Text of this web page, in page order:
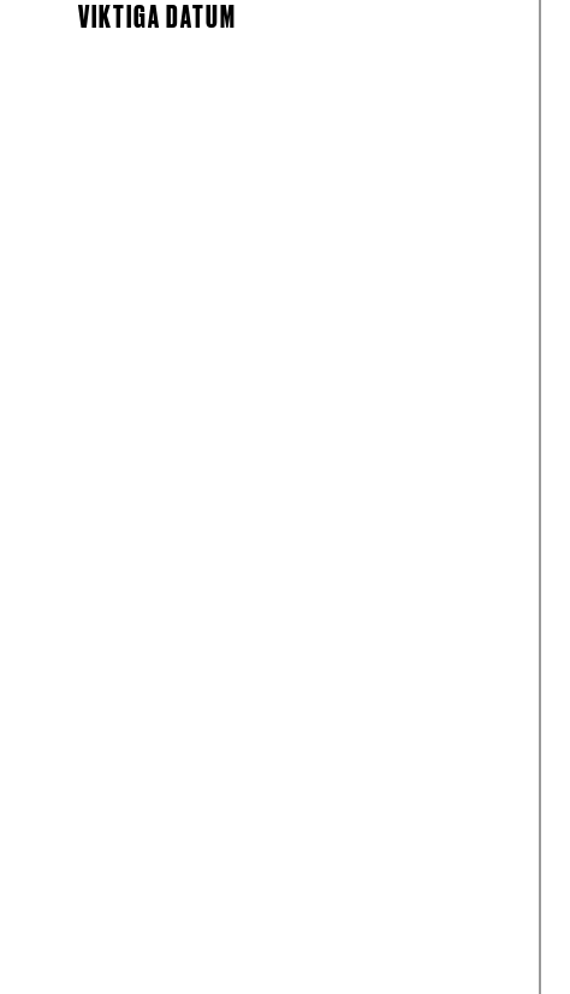
VIKTIGA DATUM